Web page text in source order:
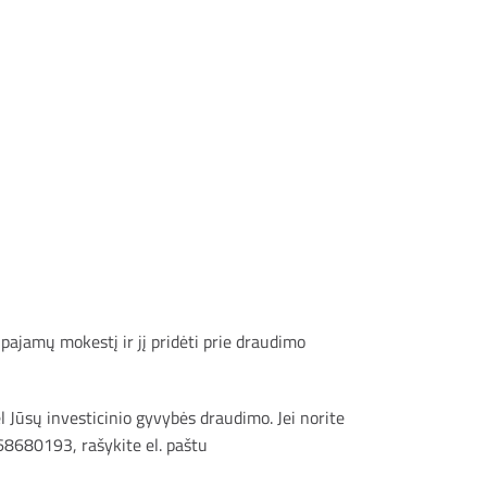
mokestį ir jį pridėti prie draudimo
investicinio gyvybės draudimo. Jei norite
rašykite el. paštu